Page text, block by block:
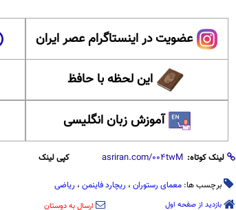
عضویت در اینستاگرام عصر ایران
این لحظه با حافظ
آموزش زبان انگلیسی
لینک کوتاه: کپی لینک
برچسب ها: معمای رستوران ، ریچارد فاینمن ، ریاضی
بازدید از صفحه اول ارسال به دوستان